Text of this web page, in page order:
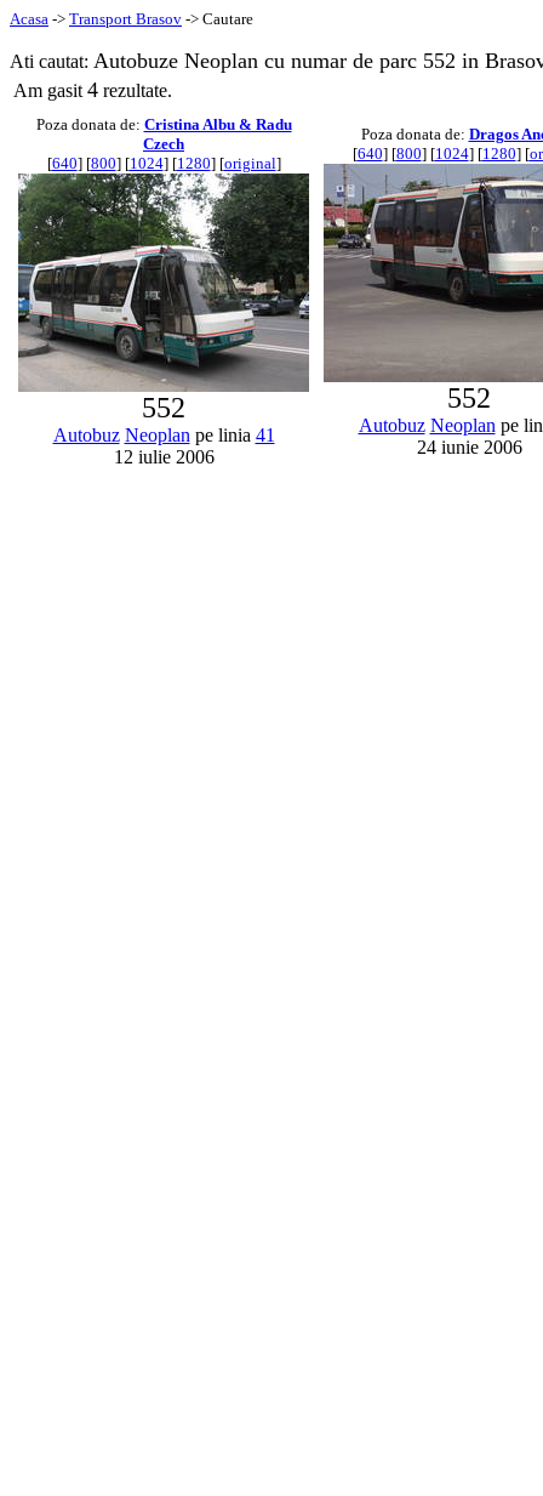
Acasa -> Transport Brasov -> Cautare
Ati cautat: Autobuze Neoplan cu numar de parc 552 in
Am gasit 4 rezultate.
Poza donata de: Cristina Albu & Radu
Czech
[640] [800] [1024] [1280] [original]
552
Autobuz Neoplan pe linia 41
12 iulie 2006
Poza donata de: Dragos
[640] [800] [1024] [1280] [
552
Autobuz Neoplan pe
24 iunie 2006